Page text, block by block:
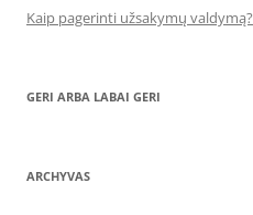
Kaip pagerinti užsakymų valdymą?
GERI ARBA LABAI GERI
ARCHYVAS